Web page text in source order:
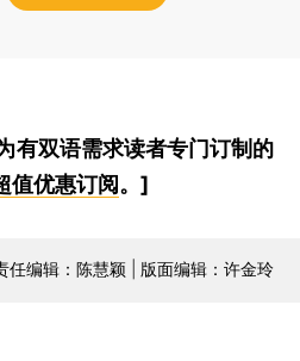
有双语需求读者专门订制的
值优惠订阅 。]
任编辑：陈慧颖 | 版面编辑：许金玲